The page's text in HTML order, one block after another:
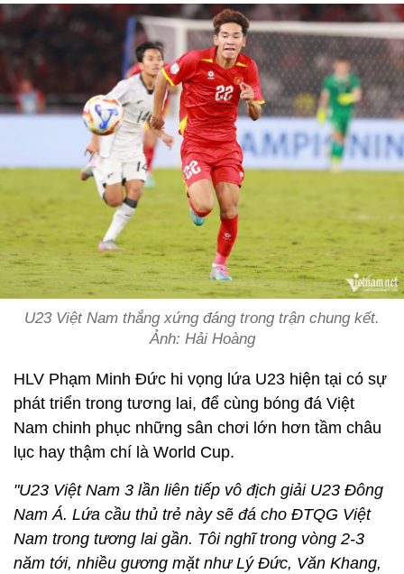
U23 Việt Nam thắng xứng đáng trong trận chung kết.
Ảnh: Hải Hoàng
HLV Phạm Minh Đức hi vọng lứa U23 hiện tại có sự
phát triển trong tương lai, để cùng bóng đá Việt
Nam chinh phục những sân chơi lớn hơn tầm châu
lục hay thậm chí là World Cup.
"U23 Việt Nam 3 lần liên tiếp vô địch giải U23 Đông
Nam Á. Lứa cầu thủ trẻ này sẽ đá cho ĐTQG Việt
Nam trong tương lai gần. Tôi nghĩ trong vòng 2-3
năm tới, nhiều gương mặt như Lý Đức, Văn Khang,